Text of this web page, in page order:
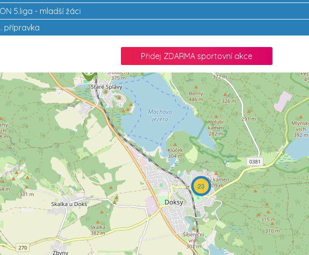
5.liga - mladší žáci
přípravka
Přidej ZDARMA sportovní akce
23